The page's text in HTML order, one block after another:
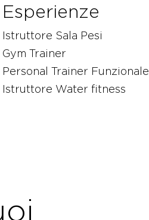
Esperienze
Istruttore Sala Pesi
Gym Trainer
Personal Trainer Funzionale
Istruttore Water fitness